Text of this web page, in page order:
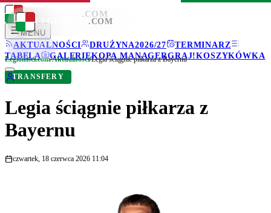
LEGIONISCI .COM
MENU
AKTUALNOŚCI
DRUŻYNA2026/27
TERMINARZ
TABELA
GALERIEKOPA MANAGERGRAJ!KOSZYKÓWKA
LEGIONISCI .COM
Legionisci.com/Aktualności/Legia ściągnie piłkarza z Bayernu
TRANSFERY
Legia ściągnie piłkarza z
Bayernu
czwartek, 18 czerwca 2026 11:04